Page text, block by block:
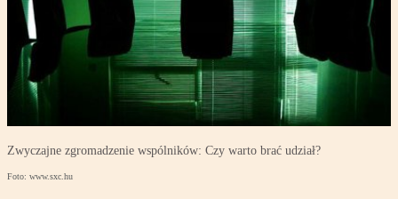
Zwyczajne zgromadzenie wspólników: Czy warto brać udział?
Foto: www.sxc.hu